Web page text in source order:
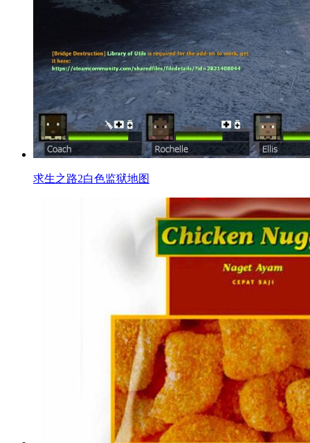
求生之路2白色监狱地图